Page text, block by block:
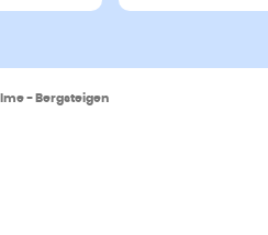
- Bergsteigen